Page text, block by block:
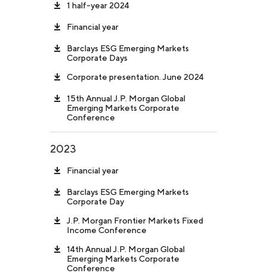
1 half-year 2024
Financial year
Barclays ESG Emerging Markets
Corporate Days
Corporate presentation. June 2024
15th Annual J.P. Morgan Global
Emerging Markets Corporate
Conference
2023
Financial year
Barclays ESG Emerging Markets
Corporate Day
J.P. Morgan Frontier Markets Fixed
Income Conference
14th Annual J.P. Morgan Global
Emerging Markets Corporate
Conference